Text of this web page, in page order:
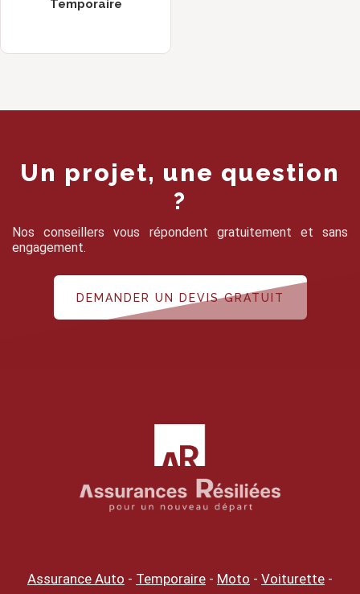
Temporaire
Un projet, une question
?
Nos conseillers vous répondent gratuitement et sans
engagement.
DEMANDER UN DEVIS GRATUIT
Assurance Auto - Temporaire - Moto - Voiturette -